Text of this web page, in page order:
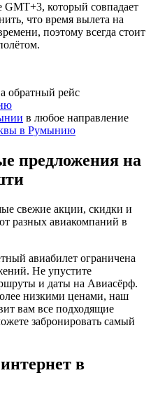
GMT+3, который совпадает
что время вылета на
поэтому всегда стоит
обратный рейс
в любое направление
в Румынию
предложения на
свежие акции, скидки и
разных авиакомпаний в
авиабилет ограничена
Не упустите
и даты на Авиасёрф.
низкими ценами, наш
вам все подходящие
забронировать самый
в